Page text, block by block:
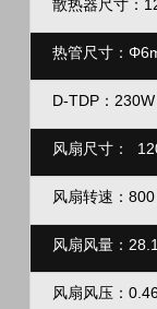
散热器尺寸：
热管尺寸： Φ
D-TDP： 230W
风扇尺寸：
风扇转速： 800
风扇风量：
风扇风压：